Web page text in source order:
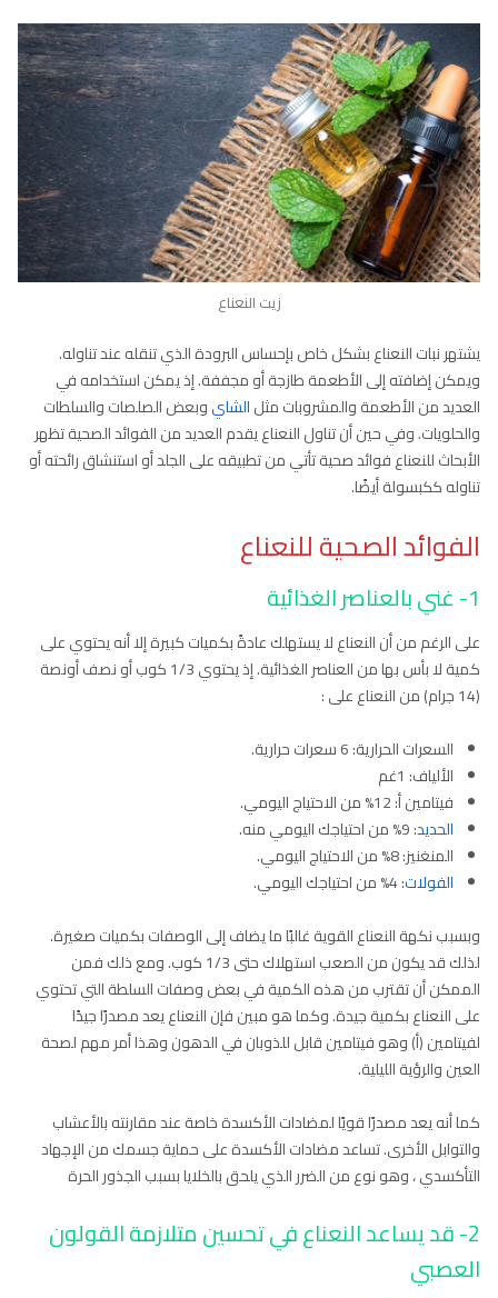
زيت النعناع
يشتهر نبات النعناع بشكل خاص بإحساس البرودة الذي تنقله عند تناوله.
ويمكن إضافته إلى الأطعمة طازجة أو مجففة. إذ يمكن استخدامه في
العديد من الأطعمة والمشروبات مثلالشايوبعض الصلصات والسلطات
والحلويات. وفي حين أن تناول النعناع يقدم العديد من الفوائد الصحية تظهر
الأبحاث للنعناع فوائد صحية تأتي من تطبيقه على الجلد أو استنشاق رائحته أو
تناوله ككبسولة أيضًا.
الفوائد الصحية للنعناع
1- غني بالعناصر الغذائية
على الرغم من أن النعناع لا يستهلك عادةً بكميات كبيرة إلا أنه يحتوي على
كمية لا بأس بها من العناصر الغذائية. إذ يحتوي 1/3 كوب أو نصف أونصة
(14 جرام) من النعناع على :
السعرات الحرارية: 6 سعرات حرارية.
الألياف: 1غم
فيتامين أ: 12% من الاحتياج اليومي.
الحديد: 9% من احتياجك اليومي منه.
المنغنيز: 8% من الاحتياج اليومي.
الفولات: 4% من احتياجك اليومي.
وبسبب نكهة النعناع القوية غالبًا ما يضاف إلى الوصفات بكميات صغيرة.
لذلك قد يكون من الصعب استهلاك حتى 1/3 كوب. ومع ذلك فمن
الممكن أن تقترب من هذه الكمية في بعض وصفات السلطة التي تحتوي
على النعناع بكمية جيدة. وكما هو مبين فإن النعناع يعد مصدرًا جيدًا
لفيتامين (أ) وهو فيتامين قابل للذوبان في الدهون وهذا أمر مهم لصحة
العين والرؤية الليلية.
كما أنه يعد مصدرًا قويًا لمضادات الأكسدة خاصة عند مقارنته بالأعشاب
والتوابل الأخرى. تساعد مضادات الأكسدة على حماية جسمك من الإجهاد
التأكسدي ، وهو نوع من الضرر الذي يلحق بالخلايا بسبب الجذور الحرة
2- قد يساعد النعناع في تحسين متلازمة القولون
العصبي